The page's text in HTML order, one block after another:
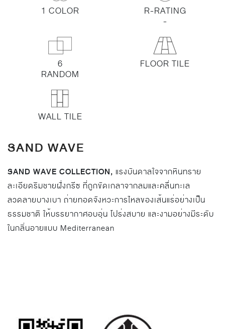
1 COLOR R-RATING
-
6
RANDOM
FLOOR TILE
WALL TILE
SAND WAVE
SAND WAVE COLLECTION, แรงบันดาลใจจากหินทราย
ละเอียดริมชายฝั่งกรีซ ที่ถูกขัดเกลาจากลมและคลื่นทะเล
ลวดลายบางเบา ถ่ายทอดจังหวะการไหลของเส้นแร่อย่างเป็น
ธรรมชาติ ให้บรรยากาศอบอุ่น โปร่งสบาย และงามอย่างมีระดับ
ในกลิ่นอายแบบ Mediterranean